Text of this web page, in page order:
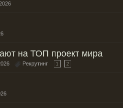
на ТОП проект мира
Рекрутинг 1 2